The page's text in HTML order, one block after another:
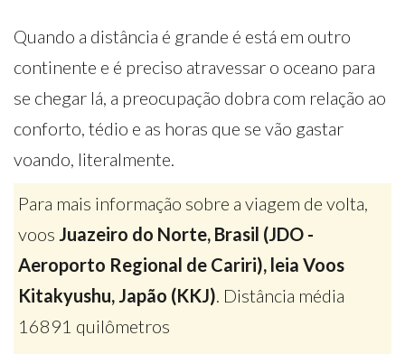
Quando a distância é grande é está em outro
continente e é preciso atravessar o oceano para
se chegar lá, a preocupação dobra com relação ao
conforto, tédio e as horas que se vão gastar
voando, literalmente.
Para mais informação sobre a viagem de volta,
voos Juazeiro do Norte, Brasil (JDO -
Aeroporto Regional de Cariri), leia Voos
Kitakyushu, Japão (KKJ). Distância média
16891 quilômetros